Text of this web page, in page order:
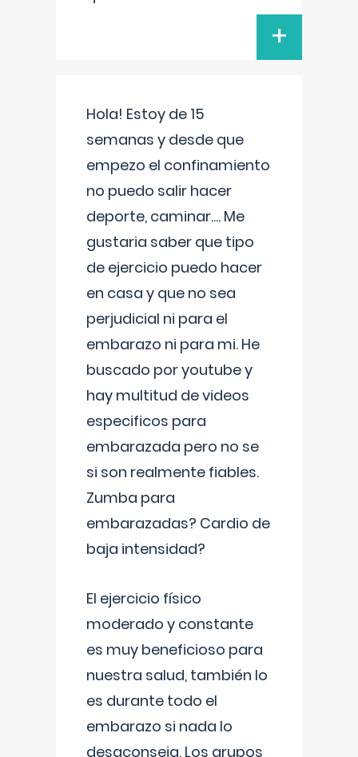
+
Hola! Estoy de 15
semanas y desde que
empezo el confinamiento
no puedo salir hacer
deporte, caminar.... Me
gustaria saber que tipo
de ejercicio puedo hacer
en casa y que no sea
perjudicial ni para el
embarazo ni para mi. He
buscado por youtube y
hay multitud de videos
especificos para
embarazada pero no se
si son realmente fiables.
Zumba para
embarazadas? Cardio de
baja intensidad?
El ejercicio físico
moderado y constante
es muy beneficioso para
nuestra salud, también lo
es durante todo el
embarazo si nada lo
desaconseja. Los grupos